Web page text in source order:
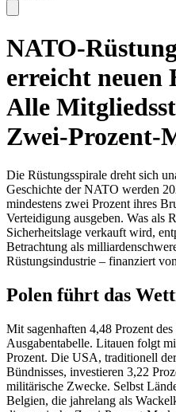
NATO-
erreicht neuen
Alle
Zwei-Prozent-
Die Rüstungsspirale dreht sich
Geschichte der NATO werden
mindestens zwei Prozent ihres
Verteidigung ausgeben. Was als
Sicherheitslage verkauft wird,
Betrachtung als
Rüstungsindustrie – finanziert
Polen führt das
Mit sagenhaften 4,48 Prozent
Ausgabentabelle. Litauen folgt
Prozent. Die USA, traditionell
Bündnisses, investieren 3,22
militärische Zwecke. Selbst
Belgien, die jahrelang als